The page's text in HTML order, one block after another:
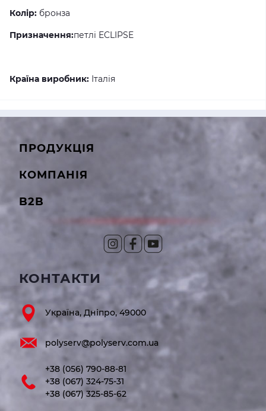
Колір: бронза
Призначення:петлі ECLIPSE
Країна виробник: Італія
ПРОДУКЦІЯ
КОМПАНІЯ
B2B
КОНТАКТИ
Україна, Дніпро, 49000
polyserv@polyserv.com.ua
+38 (056) 790-88-81
+38 (067) 324-75-31
+38 (067) 325-85-62